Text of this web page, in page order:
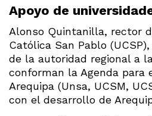
Apoyo de
Alonso Quintanilla, rector
Católica San Pablo
de la autoridad regional a
conforman la Agenda para
Arequipa (Unsa, UCSM,
con el desarrollo de